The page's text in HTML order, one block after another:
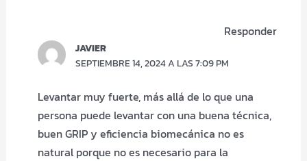
Responder
JAVIER
SEPTIEMBRE 14, 2024 A LAS 7:09 PM
Levantar muy fuerte, más allá de lo que una
persona puede levantar con una buena técnica,
buen GRIP y eficiencia biomecánica no es
natural porque no es necesario para la